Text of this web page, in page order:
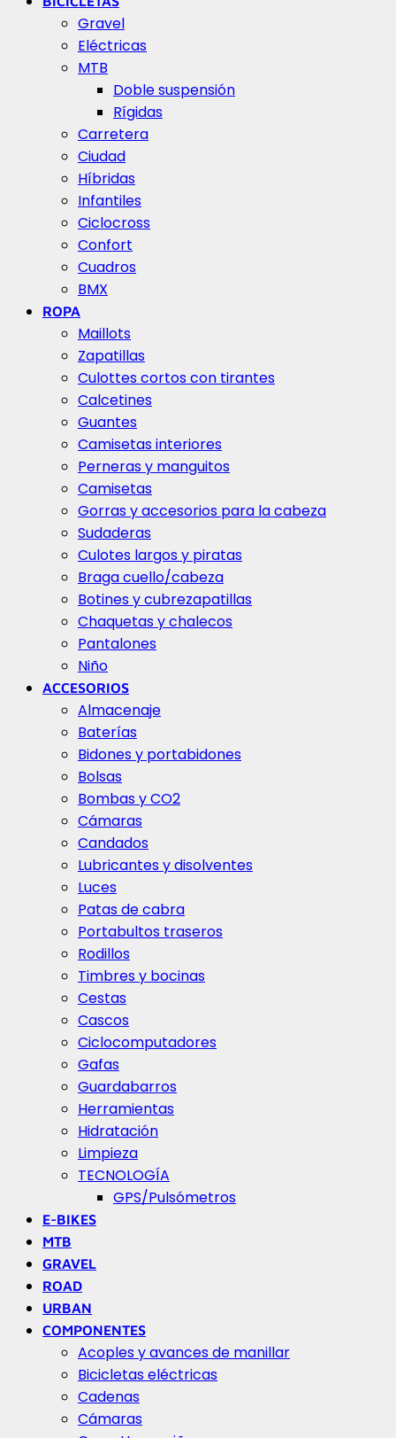
Gravel
Eléctricas
MTB
Doble suspensión
Rígidas
Carretera
Ciudad
Híbridas
Infantiles
Ciclocross
Confort
Cuadros
BMX
ROPA
Maillots
Zapatillas
Culottes cortos con tirantes
Calcetines
Guantes
Camisetas interiores
Perneras y manguitos
Camisetas
Gorras y accesorios para la cabeza
Sudaderas
Culotes largos y piratas
Braga cuello/cabeza
Botines y cubrezapatillas
Chaquetas y chalecos
Pantalones
Niño
ACCESORIOS
Almacenaje
Baterías
Bidones y portabidones
Bolsas
Bombas y CO2
Cámaras
Candados
Lubricantes y disolventes
Luces
Patas de cabra
Portabultos traseros
Rodillos
Timbres y bocinas
Cestas
Cascos
Ciclocomputadores
Gafas
Guardabarros
Herramientas
Hidratación
Limpieza
TECNOLOGÍA
GPS/Pulsómetros
E-BIKES
MTB
GRAVEL
ROAD
URBAN
COMPONENTES
Acoples y avances de manillar
Bicicletas eléctricas
Cadenas
Cámaras